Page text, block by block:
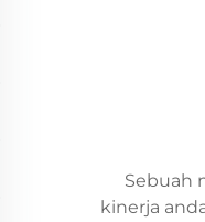
Sebuah
kinerja